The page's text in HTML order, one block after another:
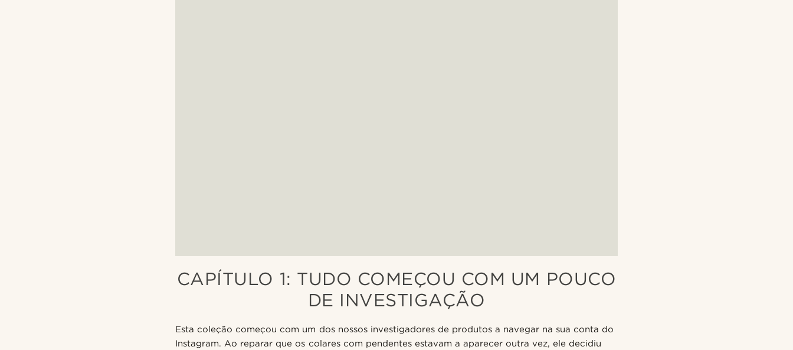
CAPÍTULO 1: TUDO COMEÇOU COM UM POUCO
DE INVESTIGAÇÃO
Esta coleção começou com um dos nossos investigadores de produtos a navegar na sua conta do
Instagram. Ao reparar que os colares com pendentes estavam a aparecer outra vez, ele decidiu